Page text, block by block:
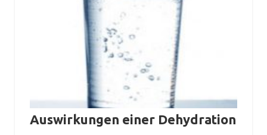
Auswirkungen einer Dehydration